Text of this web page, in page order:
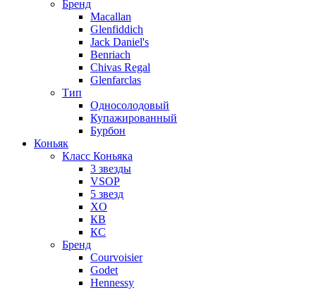
Бренд
Macallan
Glenfiddich
Jack Daniel's
Benriach
Chivas Regal
Glenfarclas
Тип
Односолодовый
Купажированный
Бурбон
Коньяк
Класс Коньяка
3 звезды
VSOP
5 звезд
XO
КВ
КС
Бренд
Courvoisier
Godet
Hennessy